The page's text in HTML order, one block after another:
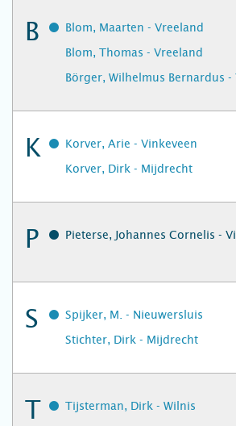
B
Blom, Maarten - Vreeland
Blom, Thomas - Vreeland
Börger, Wilhelmus Bernardus -
K
Korver, Arie - Vinkeveen
Korver, Dirk - Mijdrecht
P Pieterse, Johannes Cornelis -
S
Spijker, M. - Nieuwersluis
Stichter, Dirk - Mijdrecht
T Tijsterman, Dirk - Wilnis